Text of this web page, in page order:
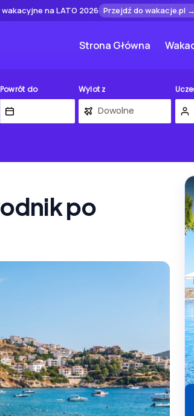
na LATO 2026 Przejdź do wakacje.pl
Strona Główna
Powrót do Wylot z
po